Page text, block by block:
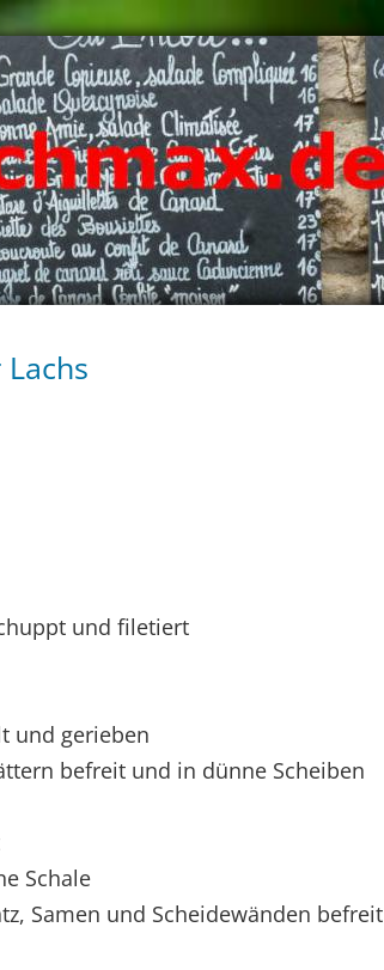
und filetiert
und gerieben
befreit und in dünne Scheiben
Schale
Samen und Scheidewänden befreit